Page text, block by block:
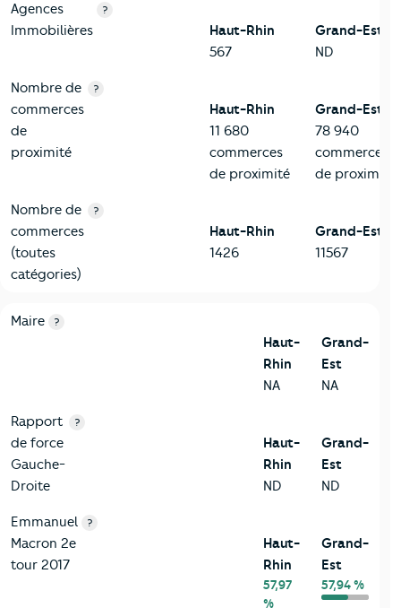
Agences
Immobilières
?
Haut-Rhin
567
Grand-Est
ND
Nombre de
commerces
de
proximité
?
Haut-Rhin
11 680
commerces
de proximité
Grand-Est
78 940
commerces
de proximité
Nombre de
commerces
(toutes
catégories)
?
Haut-Rhin
1426
Grand-Est
11567
6-Politique
Critères
Maire ?
Haut-
Rhin
NA
Grand-
Est
NA
Rapport
de force
Gauche-
Droite
?
Haut-
Rhin
ND
Grand-
Est
ND
Emmanuel
Macron 2e
tour 2017
?
Haut-
Rhin
57,97
%
Grand-
Est
57,94 %